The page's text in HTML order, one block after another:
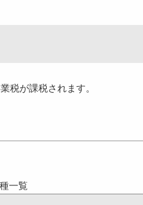
税が課税されます。
一覧